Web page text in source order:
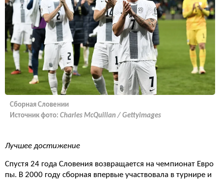
Сборная Словении
Источник фото: Charles McQuillan / Gettyimages
Лучшее достижение
Спустя 24 года Словения возвращается на чемпионат Евро
пы. В 2000 году сборная впервые участвовала в турнире и